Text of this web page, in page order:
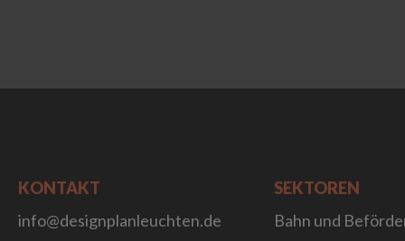
KONTAKT
info@designplanleuchten.de
SEKTOREN
Bahn und